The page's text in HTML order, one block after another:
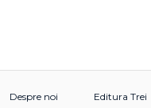
Despre noi
Editura Trei